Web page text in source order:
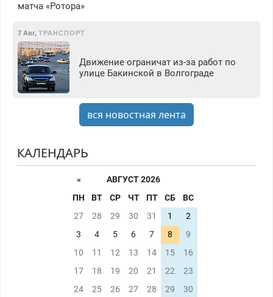
матча «Ротора»
7 Авг, ТРАНСПОРТ
Движение ограничат из-за работ по
улице Бакинской в Волгограде
вся новостная лента
КАЛЕНДАРЬ
«
АВГУСТ 2026
ПН
ВТ СР ЧТ ПТ СБ
ВС
27
28 29 30 31 1
2
3
4 5 6 7 8
9
10
11 12 13 14 15
16
17
18 19 20 21 22
23
24
25 26 27 28 29
30